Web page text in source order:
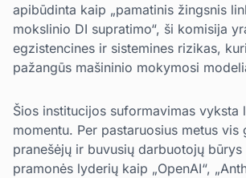
apibūdinta kaip „pamatinis žingsnis
mokslinio DI supratimo“, ši komisija
egzistencines ir sistemines rizikas,
pažangūs mašininio mokymosi
Šios institucijos suformavimas vyksta
momentu. Per pastaruosius metus vis
pranešėjų ir buvusių darbuotojų
pramonės lyderių kaip „OpenAI“,